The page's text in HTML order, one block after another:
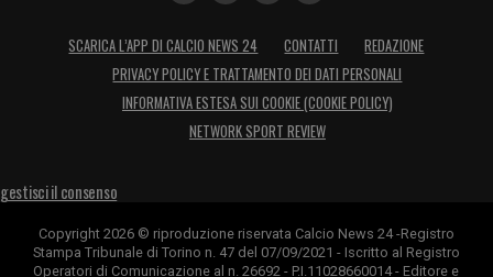
SCARICA L’APP DI CALCIO NEWS 24 CONTATTI
REDAZIONE
PRIVACY POLICY E TRATTAMENTO DEI DATI PERSONALI
INFORMATIVA ESTESA SUI COOKIE (COOKIE POLICY)
NETWORK SPORT REVIEW
gestisci il consenso
Copyright 2026 © riproduzione riservata Calcio News 24 -Registro
Stampa Tribunale di Torino n. 47 del 07/09/2021 - Iscritto al Registro
Operatori di Comunicazione al n. 26692 - P.I.11028660014 - Editore e